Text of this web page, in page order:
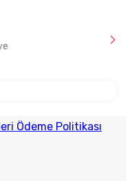
Ödeme Politikası